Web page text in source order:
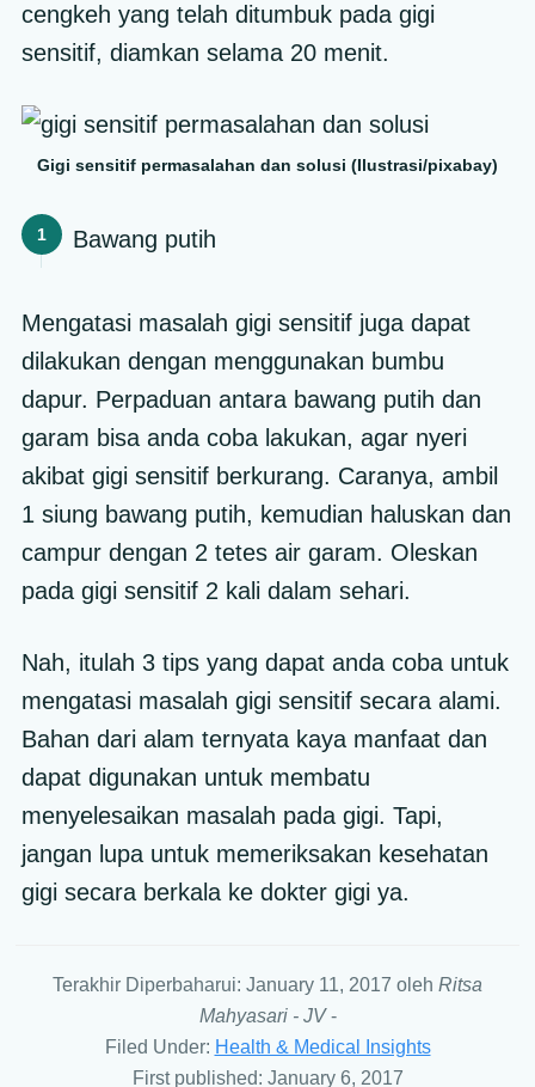
cengkeh yang telah ditumbuk pada gigi
sensitif, diamkan selama 20 menit.
Gigi sensitif permasalahan dan solusi (Ilustrasi/pixabay)
Bawang putih
Mengatasi masalah gigi sensitif juga dapat
dilakukan dengan menggunakan bumbu
dapur. Perpaduan antara bawang putih dan
garam bisa anda coba lakukan, agar nyeri
akibat gigi sensitif berkurang. Caranya, ambil
1 siung bawang putih, kemudian haluskan dan
campur dengan 2 tetes air garam. Oleskan
pada gigi sensitif 2 kali dalam sehari.
Nah, itulah 3 tips yang dapat anda coba untuk
mengatasi masalah gigi sensitif secara alami.
Bahan dari alam ternyata kaya manfaat dan
dapat digunakan untuk membatu
menyelesaikan masalah pada gigi. Tapi,
jangan lupa untuk memeriksakan kesehatan
gigi secara berkala ke dokter gigi ya.
Terakhir Diperbaharui: January 11, 2017 oleh Ritsa
Mahyasari - JV-
Filed Under: Health & Medical Insights
First published: January 6, 2017